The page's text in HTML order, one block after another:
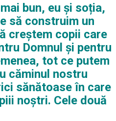
bun, eu și soția,
să construim un
creștem copii care
Domnul și pentru
tot ce putem
căminul nostru
sănătoaseîn care
noștri. Cele două